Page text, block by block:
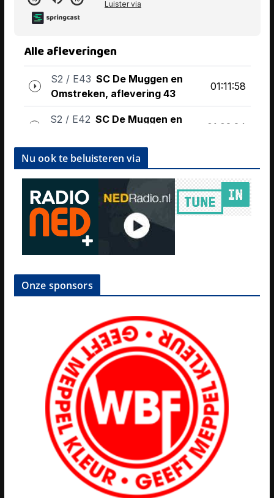
Nu ook te beluisteren via
Onze sponsors